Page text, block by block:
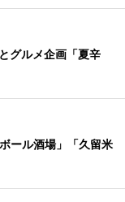
グルメ企画「夏辛
ール酒場」「久留米